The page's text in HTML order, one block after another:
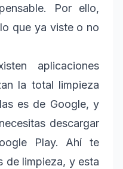
Por ello,
que ya viste o no
aplicaciones
la total limpieza
es de Google, y
descargar
Play. Ahí te
de limpieza, y esta